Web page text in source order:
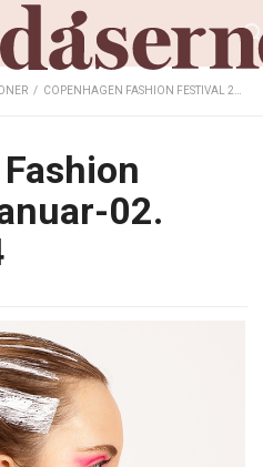
/ COPENHAGEN FASHION FESTIVAL 29. JANUAR-02. FEBRUAR 2014
02.